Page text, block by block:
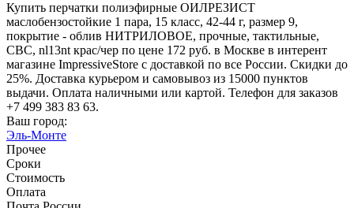
Купить перчатки полиэфирные ОИЛРЕЗИСТ
маслобензостойкие 1 пара, 15 класс, 42-44 г, размер 9,
покрытие - облив НИТРИЛОВОЕ, прочные, тактильные,
СВС, nl13nt крас/чер по цене 172 руб. в Москве в интерент
магазине ImpressiveStore с доставкой по все России. Скидки до
25%. Доставка курьером и самовывоз из 15000 пунктов
выдачи. Оплата наличными или картой. Телефон для заказов
+7 499 383 83 63.
Ваш город:
Эль-Монте
Прочее
Сроки
Стоимость
Оплата